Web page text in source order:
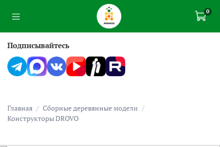
0
Главная
Сборные деревянные модели
Конструкторы DROVO
Подписывайтесь